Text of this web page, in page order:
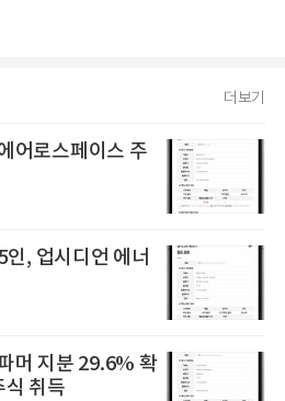
더보기
어로스페이스 주
, 업시디언 에너
머 지분 29.6% 확
취득